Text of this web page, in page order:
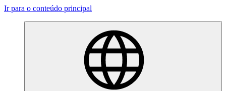
Ir para o conteúdo principal